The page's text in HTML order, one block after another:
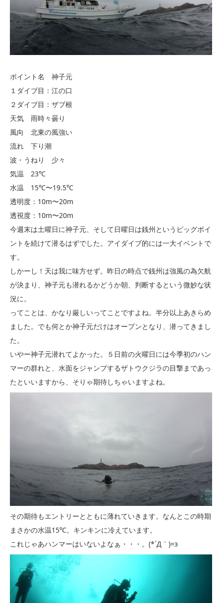
ポイント名 神子元
１ダイブ目：江の口
２ダイブ目：ザブ根
天気 雨時々曇り
風向 北東の風強い
流れ 下り潮
波・うねり 少々
気温 23℃
水温 15℃〜19.5℃
透明度：10m〜20m
透視度：10m〜20m
今週末は土曜日に神子元、そして日曜日は銭州というビッグポイ
ントを続けて潜るはずでした。アイダイブ的には一大イベントで
す。
しかーし！天は我に味方せず。昨日の時点で銭州は強風の為欠航
が決まり、神子元も潜れるかどうか朝、判断するという微妙な状
況に。
ってことは、かなり厳しいってことですよね。半分以上あきらめ
ました。でも何とか神子元だけはオープンとなり、潜ってきまし
た。
いやー神子元潜れてよかった。５日前の火曜日には今季初のハン
マーの群れと、水面をジャンプするザトウクジラの目撃まであっ
たといいますから、そりゃ期待しちゃいますよね。
その期待もエントリーとともに薄れていきます。なんとこの時期
まさかの水温15℃。キンキンに冷えています。
これじゃあハンマーはいないよなぁ・・・。(*´Д｀)=з